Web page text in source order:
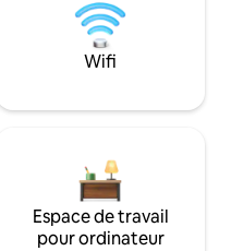
Wifi
Espace de travail
pour ordinateur